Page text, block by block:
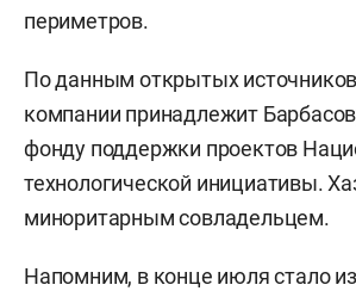
периметров.
По данным открытых
компании принадлежит
фонду поддержки проектов
технологической инициативы.
миноритарным совладельцем.
Напомним, в конце июлястало